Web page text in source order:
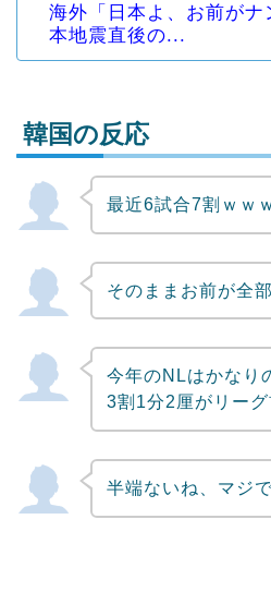
海外「日本よ、お前がナ
本地震直後の...
Powered by livedoor 相
韓国の反応
最近6試合7割ｗｗ
そのままお前が全
今年のNLはかなり
3割1分2厘がリー
半端ないね、マジ